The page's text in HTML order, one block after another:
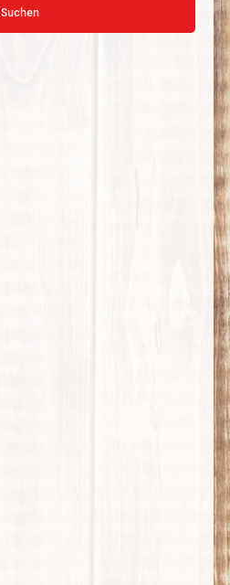
Suchen